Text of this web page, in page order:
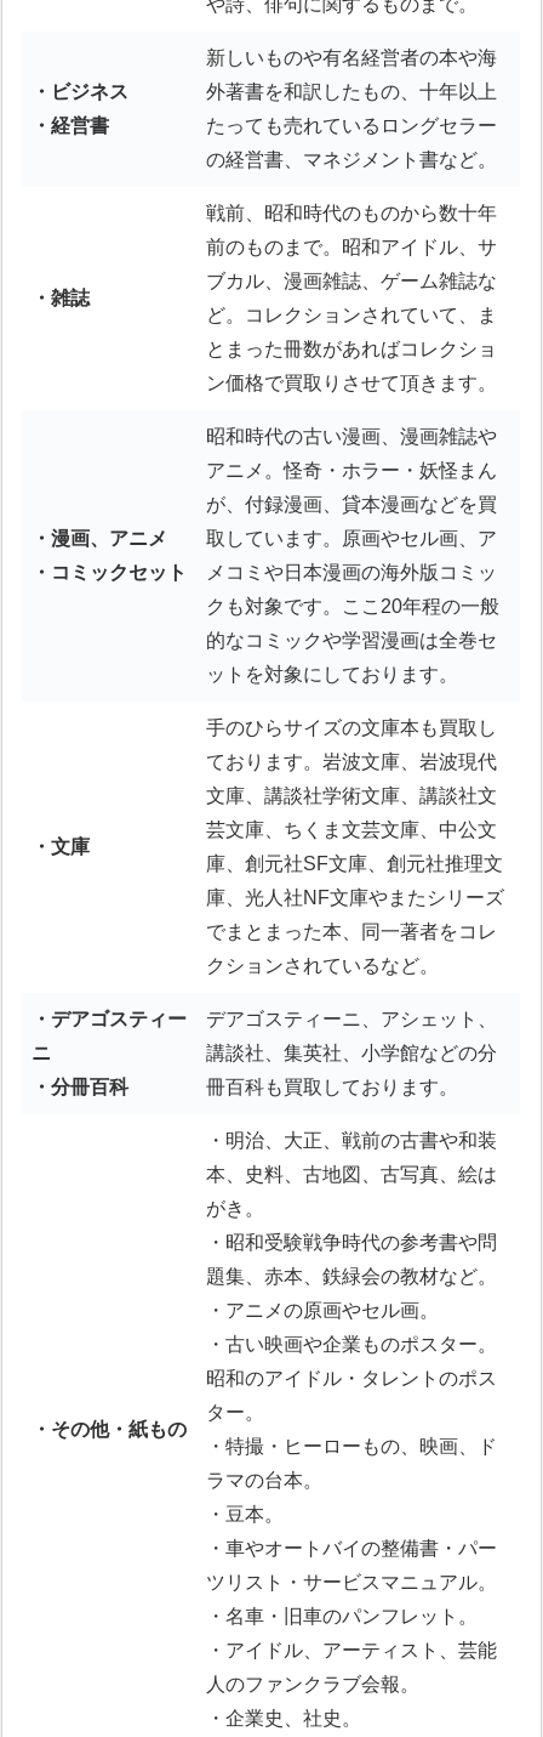
や詩、俳句に関するものまで。
・ビジネス
・経営書
新しいものや有名経営者の本や海
外著書を和訳したもの、十年以上
たっても売れているロングセラー
の経営書、マネジメント書など。
・雑誌
戦前、昭和時代のものから数十年
前のものまで。昭和アイドル、サ
ブカル、漫画雑誌、ゲーム雑誌な
ど。コレクションされていて、ま
とまった冊数があればコレクショ
ン価格で買取りさせて頂きます。
・漫画、アニメ
・コミックセット
昭和時代の古い漫画、漫画雑誌や
アニメ。怪奇・ホラー・妖怪まん
が、付録漫画、貸本漫画などを買
取しています。原画やセル画、ア
メコミや日本漫画の海外版コミッ
クも対象です。ここ20年程の一般
的なコミックや学習漫画は全巻セ
ットを対象にしております。
・文庫
手のひらサイズの文庫本も買取し
ております。岩波文庫、岩波現代
文庫、講談社学術文庫、講談社文
芸文庫、ちくま文芸文庫、中公文
庫、創元社SF文庫、創元社推理文
庫、光人社NF文庫やまたシリーズ
でまとまった本、同一著者をコレ
クションされているなど。
・デアゴスティー
ニ
・分冊百科
デアゴスティーニ、アシェット、
講談社、集英社、小学館などの分
冊百科も買取しております。
・その他・紙もの
・明治、大正、戦前の古書や和装
本、史料、古地図、古写真、絵は
がき。
・昭和受験戦争時代の参考書や問
題集、赤本、鉄緑会の教材など。
・アニメの原画やセル画。
・古い映画や企業ものポスター。
昭和のアイドル・タレントのポス
ター。
・特撮・ヒーローもの、映画、ド
ラマの台本。
・豆本。
・車やオートバイの整備書・パー
ツリスト・サービスマニュアル。
・名車・旧車のパンフレット。
・アイドル、アーティスト、芸能
人のファンクラブ会報。
・企業史、社史。